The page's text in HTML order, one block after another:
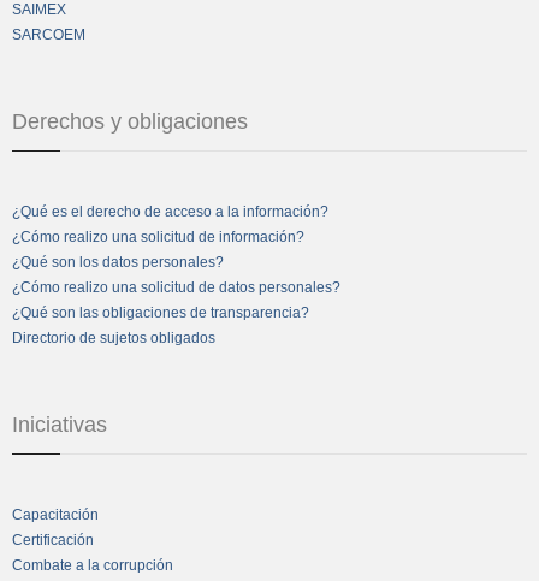
SAIMEX
SARCOEM
Derechos y obligaciones
¿Qué es el derecho de acceso a la información?
¿Cómo realizo una solicitud de información?
¿Qué son los datos personales?
¿Cómo realizo una solicitud de datos personales?
¿Qué son las obligaciones de transparencia?
Directorio de sujetos obligados
Iniciativas
Capacitación
Certificación
Combate a la corrupción